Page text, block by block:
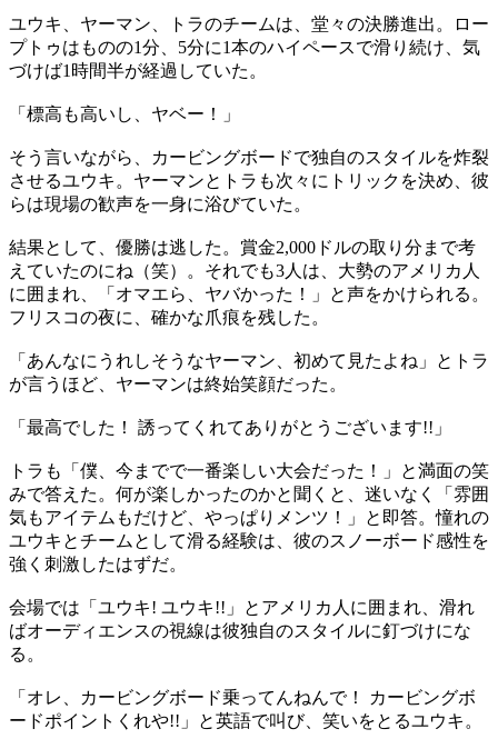
ユウキ、ヤーマン、トラのチームは、堂々の決勝進出。ロー
プトゥはものの1分、5分に1本のハイペースで滑り続け、気
づけば1時間半が経過していた。
「標高も高いし、ヤベー！」
そう言いながら、カービングボードで独自のスタイルを炸裂
させるユウキ。ヤーマンとトラも次々にトリックを決め、彼
らは現場の歓声を一身に浴びていた。
結果として、優勝は逃した。賞金2,000ドルの取り分まで考
えていたのにね（笑）。それでも3人は、大勢のアメリカ人
に囲まれ、「オマエら、ヤバかった！」と声をかけられる。
フリスコの夜に、確かな爪痕を残した。
「あんなにうれしそうなヤーマン、初めて見たよね」とトラ
が言うほど、ヤーマンは終始笑顔だった。
「最高でした！ 誘ってくれてありがとうございます!!」
トラも「僕、今までで一番楽しい大会だった！」と満面の笑
みで答えた。何が楽しかったのかと聞くと、迷いなく「雰囲
気もアイテムもだけど、やっぱりメンツ！」と即答。憧れの
ユウキとチームとして滑る経験は、彼のスノーボード感性を
強く刺激したはずだ。
会場では「ユウキ! ユウキ!!」とアメリカ人に囲まれ、滑れ
ばオーディエンスの視線は彼独自のスタイルに釘づけにな
る。
「オレ、カービングボード乗ってんねんで！ カービングボ
ードポイントくれや!!」と英語で叫び、笑いをとるユウキ。